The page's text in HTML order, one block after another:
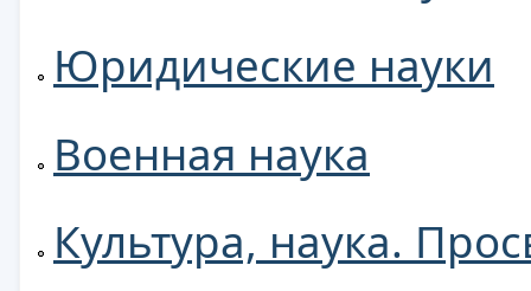
Юридические науки
Военная наука
Культура, наука.